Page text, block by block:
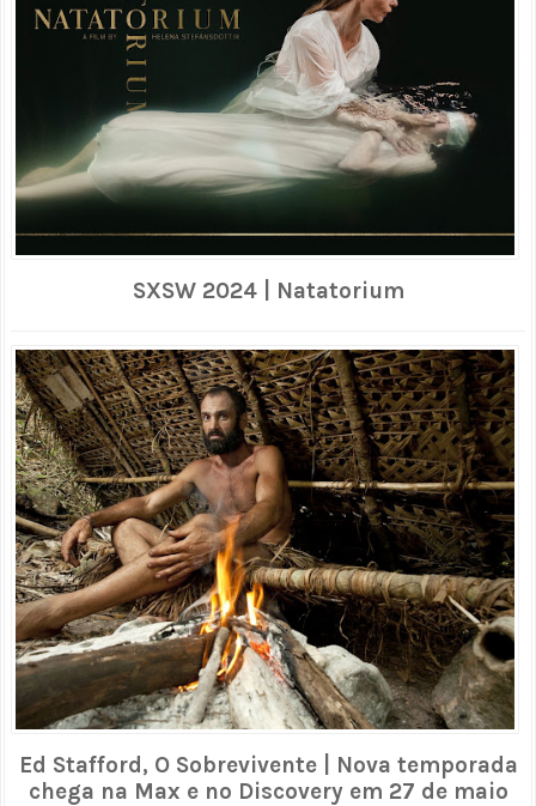
SXSW 2024 | Natatorium
Ed Stafford, O Sobrevivente | Nova temporada
chega na Max e no Discovery em 27 de maio